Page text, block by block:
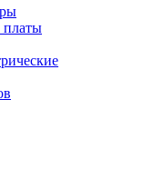
платы